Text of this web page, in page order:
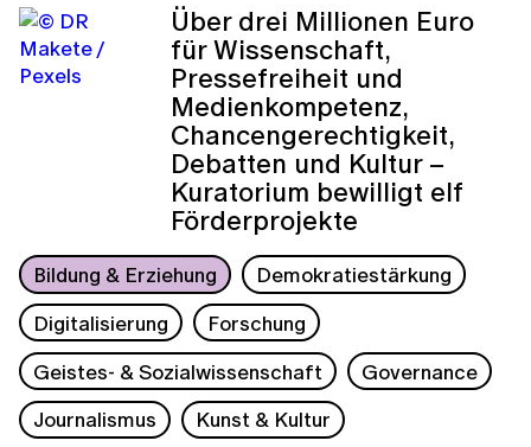
Über drei Millionen Euro
für Wissenschaft,
Pressefreiheit und
Medienkompetenz,
Chancengerechtigkeit,
Debatten und Kultur –
Kuratorium bewilligt elf
Förderprojekte
Bildung & Erziehung
Demokratiestärkung
Digitalisierung
Forschung
Geistes- & Sozialwissenschaft
Governance
Journalismus
Kunst & Kultur